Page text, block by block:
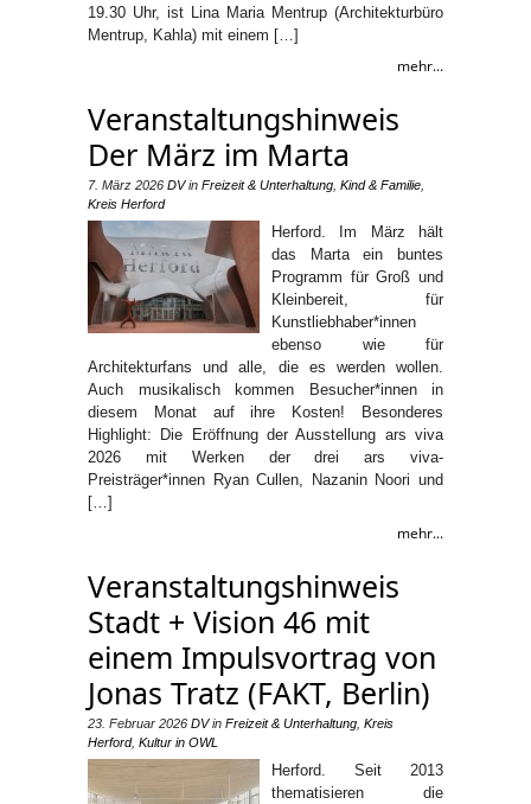
19.30 Uhr, ist Lina Maria Mentrup (Architekturbüro
Mentrup, Kahla) mit einem […]
mehr...
Veranstaltungshinweis
Der März im Marta
7. März 2026 DVin Freizeit & Unterhaltung Kind & Familie
Kreis Herford
Herford. Im März hält
das Marta ein buntes
Programm für Groß und
Kleinbereit, für
Kunstliebhaber*innen
ebenso wie für
Architekturfans und alle, die es werden wollen.
Auch musikalisch kommen Besucher*innen in
diesem Monat auf ihre Kosten! Besonderes
Highlight: Die Eröffnung der Ausstellung ars viva
2026 mit Werken der drei ars viva-
Preisträger*innen Ryan Cullen, Nazanin Noori und
[…]
mehr...
Veranstaltungshinweis
Stadt + Vision 46 mit
einem Impulsvortrag von
Jonas Tratz (FAKT, Berlin)
23. Februar 2026 DVin Freizeit & Unterhaltung Kreis
Herford, Kultur in OWL
Herford. Seit 2013
thematisieren die